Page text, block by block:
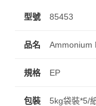
85453
Ammonium
EP
5kg袋裝*5/